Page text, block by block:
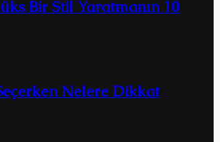
Bir Stil Yaratmanın 10
Nelere Dikkat